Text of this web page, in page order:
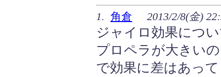
1. 角倉 2013/2/8(金)
ジャイロ効果につ
プロペラが大きい
で効果に差はあっ